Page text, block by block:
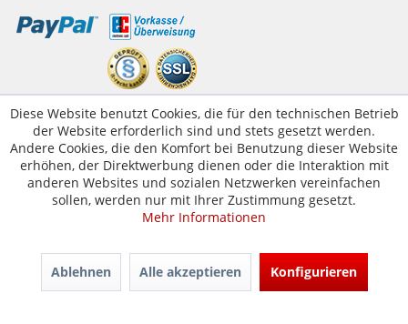
Kundenservice
Servicetelefon:05223-1830016
E-Mail:kontakt@tuer-und-zarge.de
© Tür-und-Zarge.de 2017
Diese Website benutzt Cookies, die für den technischen Betrieb
der Website erforderlich sind und stets gesetzt werden.
Andere Cookies, die den Komfort bei Benutzung dieser Website
erhöhen, der Direktwerbung dienen oder die Interaktion mit
anderen Websites und sozialen Netzwerken vereinfachen
sollen, werden nur mit Ihrer Zustimmung gesetzt.
Mehr Informationen
Ablehnen Alle akzeptieren Konfigurieren